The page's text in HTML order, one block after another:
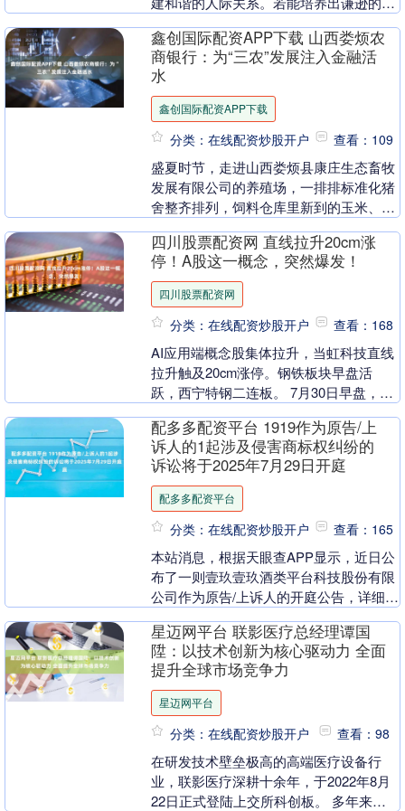
爱。下面，我将从不....
鑫创国际配资APP下载 山西娄烦农
商银行：为“三农”发展注入金融活
水
鑫创国际配资APP下载
分类：在线配资炒股开户 查看：109
盛夏时节，走进山西娄烦县康庄生态畜牧
发展有限公司的养殖场，一排排标准化猪
舍整齐排列，饲料仓库里新到的玉米、豆
料、饲喂，存栏生猪....
四川股票配资网 直线拉升20cm涨
停！A股这一概念，突然爆发！
四川股票配资网
分类：在线配资炒股开户 查看：168
AI应用端概念股集体拉升，当虹科技直线
拉升触及20cm涨停。钢铁板块早盘活
跃，西宁特钢二连板。 7月30日早盘，A
再创阶....
配多多配资平台 1919作为原告/上
诉人的1起涉及侵害商标权纠纷的
诉讼将于2025年7月29日开庭
配多多配资平台
分类：在线配资炒股开户 查看：165
本站消息，根据天眼查APP显示，近日公
布了一则壹玖壹玖酒类平台科技股份有限
公司作为原告/上诉人的开庭公告，详细内
649....
星迈网平台 联影医疗总经理谭国
陞：以技术创新为核心驱动力 全面
提升全球市场竞争力
星迈网平台
分类：在线配资炒股开户 查看：98
在研发技术壁垒极高的高端医疗设备行
业，联影医疗深耕十余年，于2022年8月
22日正式登陆上交所科创板。 多年来，